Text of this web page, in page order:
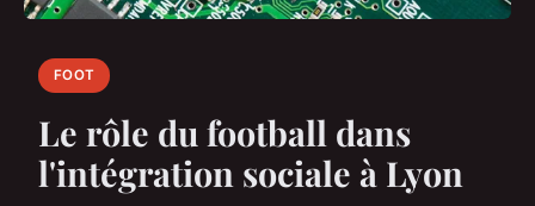
FOOT
Le rôle du football dans
l'intégration sociale à Lyon